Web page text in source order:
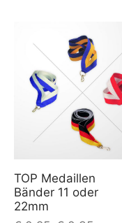
TOP Medaillen
Bänder 11 oder
22mm